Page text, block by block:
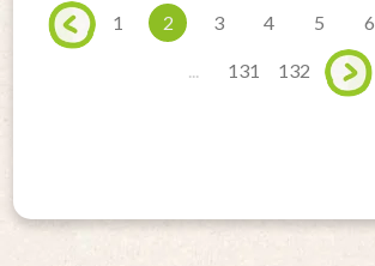
1 2 3 4 5 6
131 132